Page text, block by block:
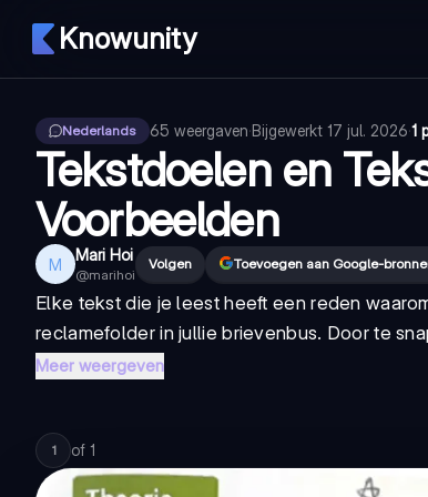
Knowunity
Nederlands 65 weergaven·Bijgewerkt 17 jul. 2026·1
Tekstdoelen en
Voorbeelden
M Mari Hoi
@marihoi
Volgen Toevoegen aan Google-
Elke tekst die je leest heeft een reden
reclamefolder in jullie brievenbus. Door te
Meer weergeven
1 of 1